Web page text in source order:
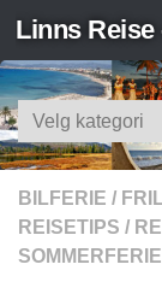
Skip to
Linns Reise
Søk
etter
BILFERIE /
REISETIPS /
SOMMERFERIE